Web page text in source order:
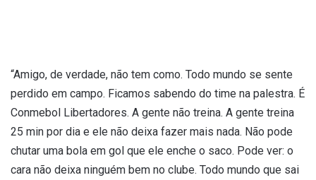
“Amigo, de verdade, não tem como. Todo mundo se sente
perdido em campo. Ficamos sabendo do time na palestra. É
Conmebol Libertadores. A gente não treina. A gente treina
25 min por dia e ele não deixa fazer mais nada. Não pode
chutar uma bola em gol que ele enche o saco. Pode ver: o
cara não deixa ninguém bem no clube. Todo mundo que sai